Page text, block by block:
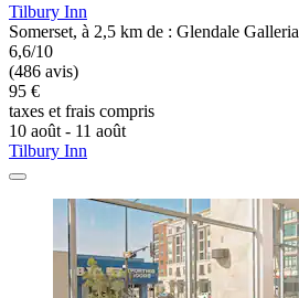
Tilbury Inn
Somerset, à 2,5 km de : Glendale Galleria
6,6/10
(486 avis)
95 €
taxes et frais compris
10 août - 11 août
Tilbury Inn